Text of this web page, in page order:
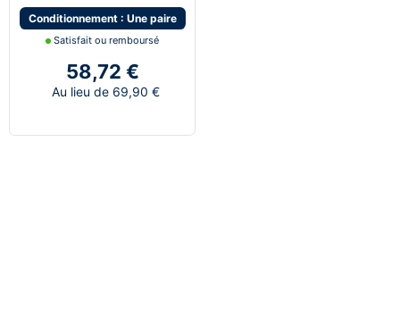
Conditionnement : Une paire
Satisfait ou remboursé
58,72 €
Au lieu de 69,90 €